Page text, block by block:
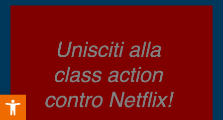
Open toolbar